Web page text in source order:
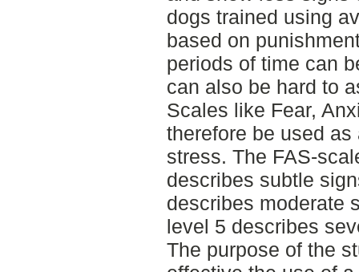
dogs trained using
based on
periods of time can
can also be hard to
Scales like Fear,
therefore be used
stress. The FAS-
describes subtle
describes moderate
level 5 describes
The purpose of the